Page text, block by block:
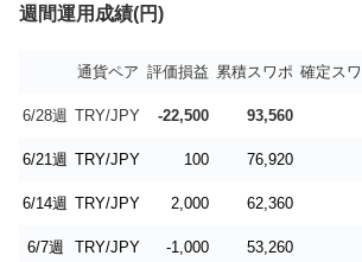
週間運用成績(円)
通貨ペア 評価損益 累積スワポ 確定ス
6/28週 TRY/JPY -22,500 93,560
6/21週 TRY/JPY 100 76,920
6/14週 TRY/JPY 2,000 62,360
6/7週 TRY/JPY -1,000 53,260